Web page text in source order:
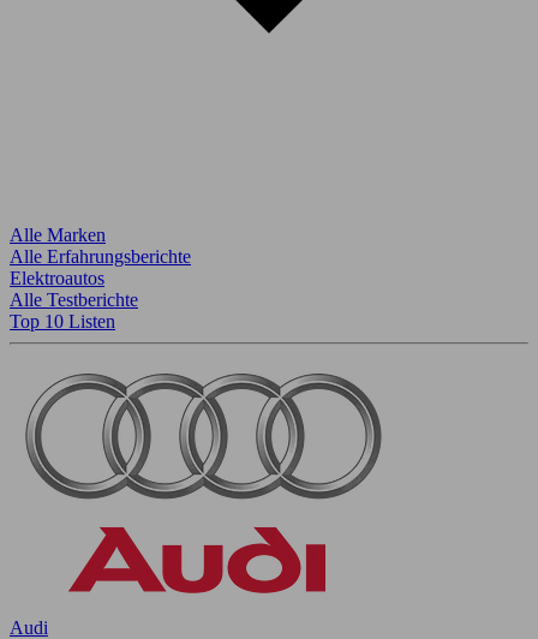
Alle Marken
Alle Erfahrungsberichte
Elektroautos
Alle Testberichte
Top 10 Listen
Audi